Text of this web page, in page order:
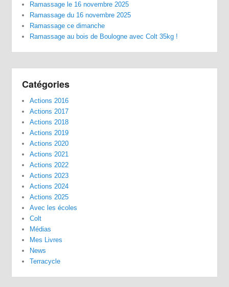
Ramassage le 16 novembre 2025
Ramassage du 16 novembre 2025
Ramassage ce dimanche
Ramassage au bois de Boulogne avec Colt 35kg !
Catégories
Actions 2016
Actions 2017
Actions 2018
Actions 2019
Actions 2020
Actions 2021
Actions 2022
Actions 2023
Actions 2024
Actions 2025
Avec les écoles
Colt
Médias
Mes Livres
News
Terracycle